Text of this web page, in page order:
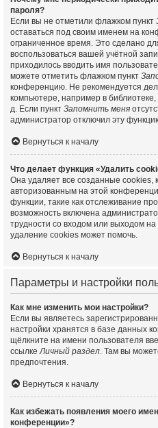
пароля?
Если вы не отметили флажком пункт
оставаться под своим именем на
ограниченное время. Это сделано
воспользоваться вашей учётной
приходилось вводить имя
можете отметить флажком пункт
конференцию. Не рекомендуется
компьютере, например в
д. Если пункт Запомнить меня
администратор отключил эту
Вернуться к началу
Что делает функция «Удалить
Она удаляет все созданные cookies,
авторизованным на этой
функции, такие как отслеживание
возможность включена
трудности со входом или выходом
удаление cookies может помочь.
Вернуться к началу
Параметры и настройки
Как мне изменить мои настройки?
Если вы являетесь
настройки хранятся в базе данных
щёлкните на имени пользователя
ссылкеЛичный раздел. Там вы
предпочтения.
Вернуться к началу
Как избежать появления моего
конференции»?